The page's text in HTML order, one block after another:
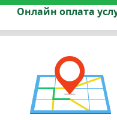
Онлайн оплата